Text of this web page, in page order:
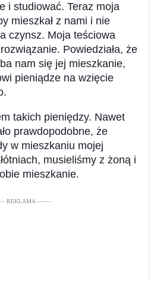
i studiować. Teraz moja
mieszkał z nami i nie
czynsz. Moja teściowa
Powiedziała, że
nam się jej mieszkanie,
pieniądze na wzięcie
takich pieniędzy. Nawet
prawdopodobne, że
w mieszkaniu mojej
musieliśmy z żoną i
mieszkanie.
REKLAMA –––––